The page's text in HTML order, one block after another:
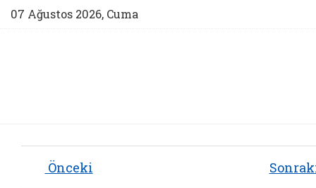
07 Ağustos 2026, Cuma
Önceki